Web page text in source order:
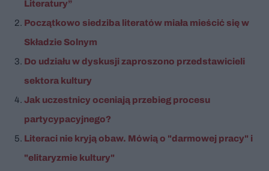
Literatury”
Początkowo siedziba literatów miała mieścić się w
Składzie Solnym
Do udziału w dyskusji zaproszono przedstawicieli
sektora kultury
Jak uczestnicy oceniają przebieg procesu
partycypacyjnego?
Literaci nie kryją obaw. Mówią o "darmowej pracy" i
"elitaryzmie kultury"